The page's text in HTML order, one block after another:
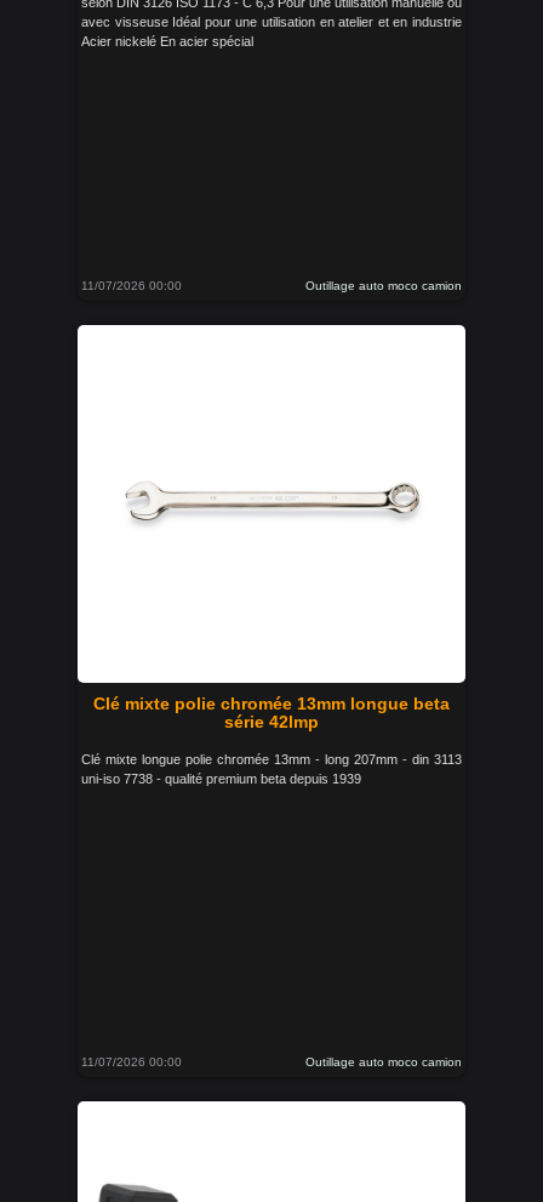
avec visseuse Idéal pour une utilisation en atelier et en industrie
Acier nickelé En acier spécial
11/07/2026 00:00 Outillage auto moco camion
Clé mixte polie chromée 13mm longue beta
série 42lmp
Clé mixte longue polie chromée 13mm - long 207mm - din 3113
uni-iso 7738 - qualité premium beta depuis 1939
11/07/2026 00:00 Outillage auto moco camion